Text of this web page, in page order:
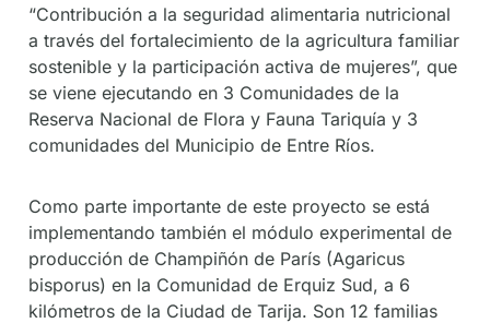
“Contribución a la seguridad alimentaria nutricional
a través del fortalecimiento de la agricultura familiar
sostenible y la participación activa de mujeres”, que
se viene ejecutando en 3 Comunidades de la
Reserva Nacional de Flora y Fauna Tariquía y 3
comunidades del Municipio de Entre Ríos.
Como parte importante de este proyecto se está
implementando también el módulo experimental de
producción de Champiñón de París (Agaricus
bisporus) en la Comunidad de Erquiz Sud, a 6
kilómetros de la Ciudad de Tarija. Son 12 familias